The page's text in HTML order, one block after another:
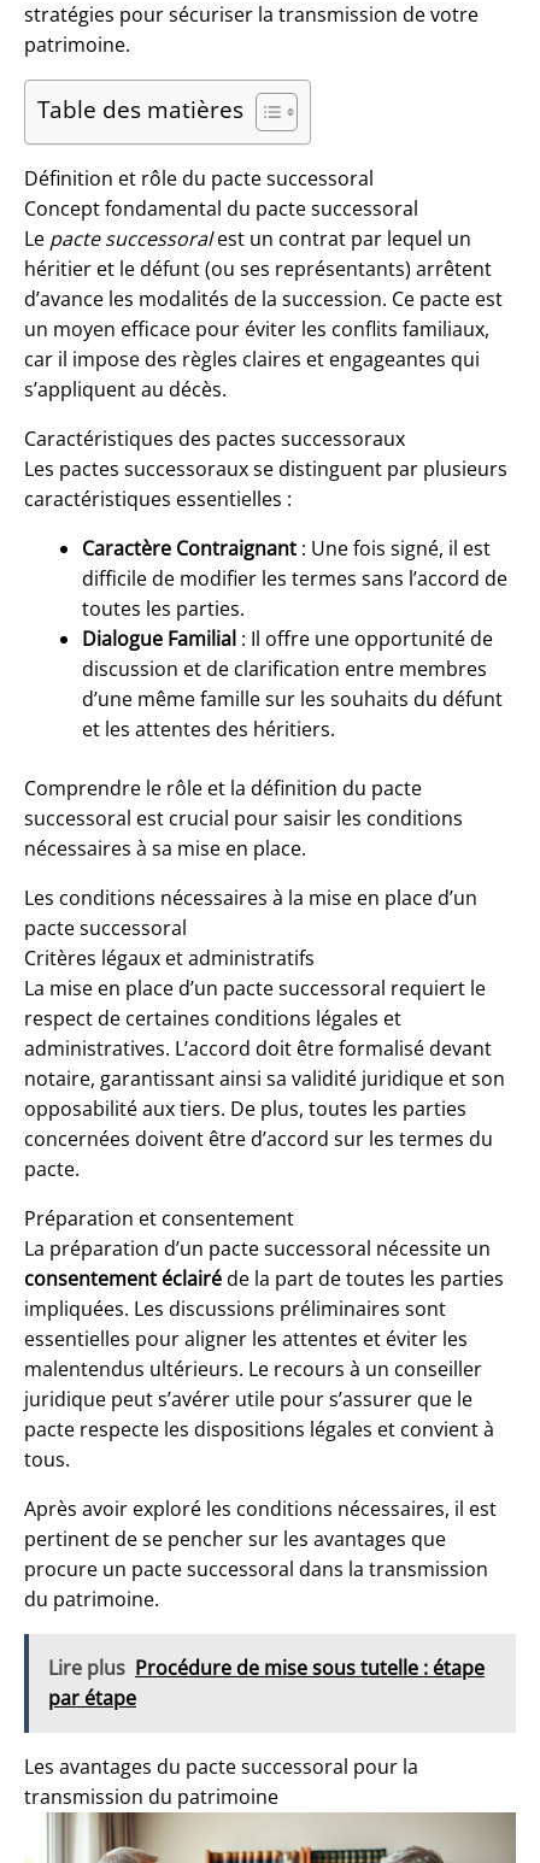
stratégies pour sécuriser la transmission de votre
patrimoine.
Table des matières
Définition et rôle du pacte successoral
Concept fondamental du pacte successoral
Le pacte successoralest un contrat par lequel un
héritier et le défunt (ou ses représentants) arrêtent
d’avance les modalités de la succession. Ce pacte est
un moyen efficace pour éviter les conflits familiaux,
car il impose des règles claires et engageantes qui
s’appliquent au décès.
Caractéristiques des pactes successoraux
Les pactes successoraux se distinguent par plusieurs
caractéristiques essentielles :
Caractère Contraignant : Une fois signé, il est
difficile de modifier les termes sans l’accord de
toutes les parties.
Dialogue Familial : Il offre une opportunité de
discussion et de clarification entre membres
d’une même famille sur les souhaits du défunt
et les attentes des héritiers.
Comprendre le rôle et la définition du pacte
successoral est crucial pour saisir les conditions
nécessaires à sa mise en place.
Les conditions nécessaires à la mise en place d’un
pacte successoral
Critères légaux et administratifs
La mise en place d’un pacte successoral requiert le
respect de certaines conditions légales et
administratives. L’accord doit être formalisé devant
notaire, garantissant ainsi sa validité juridique et son
opposabilité aux tiers. De plus, toutes les parties
concernées doivent être d’accord sur les termes du
pacte.
Préparation et consentement
La préparation d’un pacte successoral nécessite un
consentement éclairéde la part de toutes les parties
impliquées. Les discussions préliminaires sont
essentielles pour aligner les attentes et éviter les
malentendus ultérieurs. Le recours à un conseiller
juridique peut s’avérer utile pour s’assurer que le
pacte respecte les dispositions légales et convient à
tous.
Après avoir exploré les conditions nécessaires, il est
pertinent de se pencher sur les avantages que
procure un pacte successoral dans la transmission
du patrimoine.
Lire plus Procédure de mise sous tutelle : étape
par étape
Les avantages du pacte successoral pour la
transmission du patrimoine